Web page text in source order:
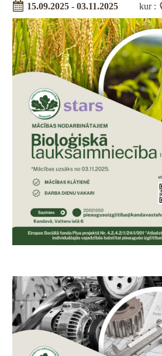
15.09.2025 - 03.11.2025 kur :